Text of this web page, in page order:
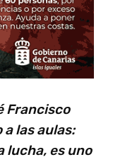
Francisco
las aulas:
lucha, es uno